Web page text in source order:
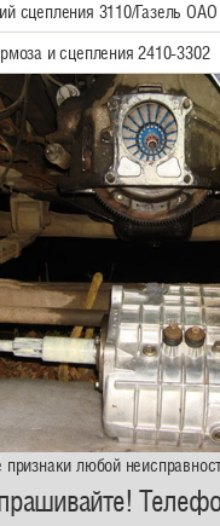
сцепления 3110/Газель ОАО
и сцепления 2410-3302
любой